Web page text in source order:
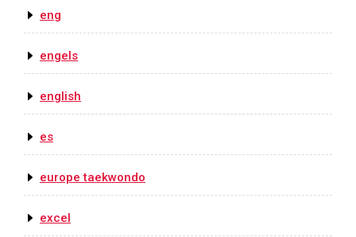
eng
engels
english
es
europe taekwondo
excel